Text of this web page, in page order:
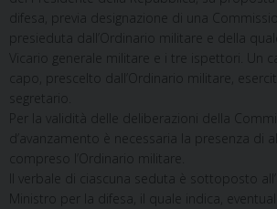
difesa, previa designazione di una
presieduta dall’Ordinario militare e della
Vicario generale militare e i tre ispettori. Un
capo, prescelto dall’Ordinario militare,
segretario.
Per la validità delle deliberazioni della
d’avanzamento è necessaria la presenza di
compreso l’Ordinario militare.
Il verbale di ciascuna seduta è sottoposto
Ministro per la difesa, il quale indica,